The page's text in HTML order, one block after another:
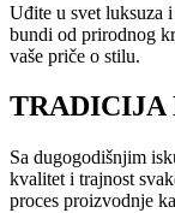
Uđite u svet luksuza
bundi od prirodnog
vaše priče o stilu.
TRADICIJA
Sa dugogodišnjim
kvalitet i trajnost
proces proizvodnje